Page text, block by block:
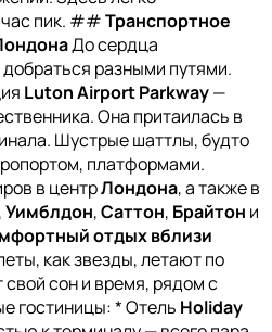
час пик. ##Транспортное
До сердца
разными путями.
Luton Airport Parkway—
Она притаилась в
Шустрые шаттлы, будто
платформами.
в центрЛондона, а также в
,Уимблдон,Саттон, Брайтон и
отдых вблизи
как звезды, летают по
свой сон и время, рядом с
гостиницы: * Отель Holiday